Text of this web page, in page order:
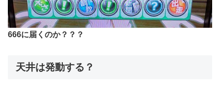
666に届くのか？？？
天井は発動する？